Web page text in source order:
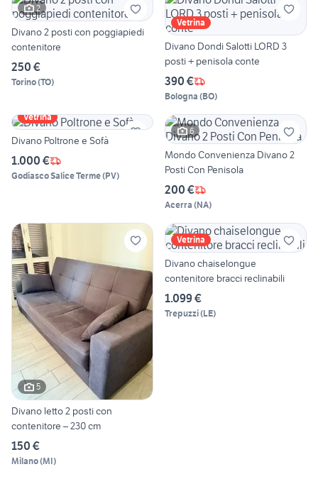
2
Divano 2 posti con poggiapiedi
contenitore
250 €
Torino(TO)
Vetrina
Divano Dondi Salotti LORD 3
posti + penisola conte
390 €
Bologna (BO)
Vetrina
Divano Poltrone e Sofà
1.000 €
Godiasco Salice Terme(PV)
6
Mondo Convenienza Divano 2
Posti Con Penisola
200 €
Acerra (NA)
5
Divano letto 2 posti con
contenitore – 230 cm
150 €
Milano(MI)
Vetrina
Divano chaiselongue
contenitore bracci reclinabili
1.099 €
Trepuzzi(LE)